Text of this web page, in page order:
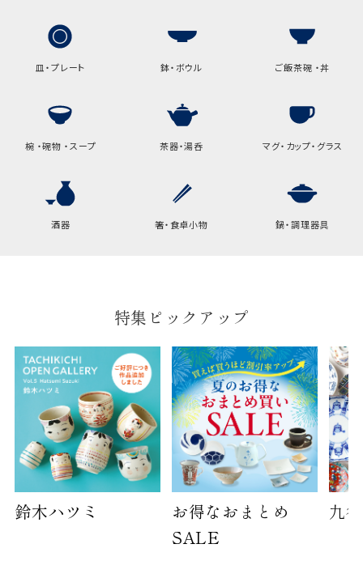
ご注文時に、ご希望枚数をご記入ください。
A:京名所 袋
高さ
32.5cm
横
22cm
B:京名所 袋
幅
袋のサイズは当店で最適なものをご用意いたしま
す。
ご提供枚数の上限はご注文商品数となります。
天掛け包装、ギフト袋対応の商品にはおつけでき
ません。
※犬猫時計には、手提袋をお付けできません
のしについて
のしについてはこちらをご覧ください
皿・プレート 鉢・ボウル ご飯茶碗 ・丼
椀 ・碗物 ・スープ 茶器・湯呑 マグ・カップ・グラス
酒器 箸・食卓小物 鍋・調理器具
特集ピックアップ
鈴木ハツミ
お得なおまとめ
SALE
九